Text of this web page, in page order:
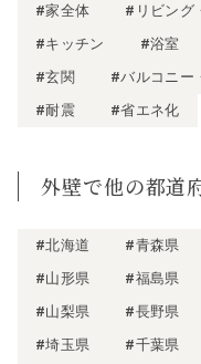
#家全体 #リビング
#キッチン
#浴室
#玄関
#バルコニー
#耐震
#省エネ化
外壁で他の都道
#北海道 #青森県
#山形県
#福島県
#山梨県
#長野県
#埼玉県
#千葉県